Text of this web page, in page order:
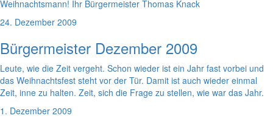
Weihnachtsmann! Ihr Bürgermeister Thomas Knack
24. Dezember 2009
Bürgermeister Dezember 2009
Leute, wie die Zeit vergeht. Schon wieder ist ein Jahr fast vorbei und
das Weihnachtsfest steht vor der Tür. Damit ist auch wieder einmal
Zeit, inne zu halten. Zeit, sich die Frage zu stellen, wie war das Jahr.
1. Dezember 2009